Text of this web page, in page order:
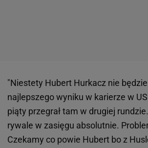
"Niestety Hubert Hurkacz nie
najlepszego wyniku w karierze w
piąty przegrał tam w drugiej
rywale w zasięgu absolutnie.
Czekamy co powie Hubert bo z